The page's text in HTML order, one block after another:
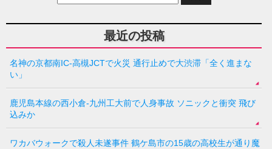
最近の投稿
名神の京都南IC-高槻JCTで火災 通行止めで大渋滞「全く進まな
い」
鹿児島本線の西小倉-九州工大前で人身事故 ソニックと衝突 飛び
込みか
ワカバウォークで殺人未遂事件 鶴ケ島市の15歳の高校生が通り魔